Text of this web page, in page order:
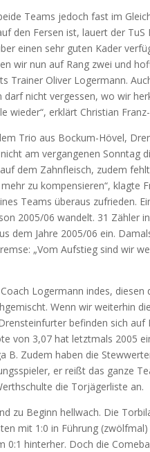
Teams jedoch fast im
den Fersen ist, lauert der
einen sehr guten Kader
wir nun auf Rang zwei und
Trainer Oliver Logermann.
darf nicht vergessen, wo wir
wieder“, erklärt Christian
Trio aus Bockum-Hövel,
am vergangenen Sonntag
dem Zahnfleisch, zudem
zu kompensieren“, klagte
Teams überaus zufrieden.
2005/06 wandelt. 31 Zähler
dem Jahre 2005/06 ein.
„Vom Aufstieg sind wir
Logermann indes, diesen
Wenn wir weiterhin
befinden sich
von 3,07 hat letztmals 2005
B. Zudem haben die
er reißt das ganze
die Torjägerliste an.
zu Beginn hellwach. Die
mit 1:0 in Führung
0:1 hinterher. Doch die